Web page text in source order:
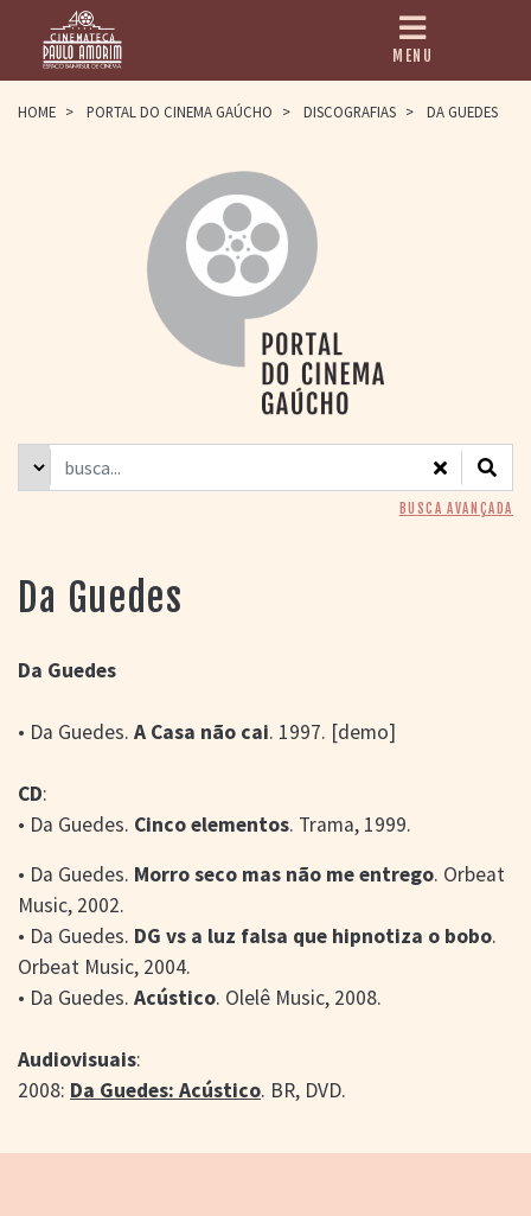
HOME
PAULO AMORIM
> HISTÓRIA
> HOMENAGEADOS
> EQUIPE
> ASSOCIAÇÃO DOS
> BIBLIOTECA
ROMEU GRIMALDI
CARTAZ
> GRADE SEMANAL
> PREÇOS E
PORTAL DO
> APRESENTAÇÃO
> LISTA DE FILMES
> BIBLIOGRAFIAS
CONTATO E
LOCALIZAÇÃO
MENU
HOME > PORTAL DO CINEMA GAÚCHO > DISCOGRAFIAS > DA GUEDES
BUSCA AVANÇADA
Da Guedes
Da Guedes
• Da Guedes. A Casa não cai. 1997. [demo]
CD:
• Da Guedes. Cinco elementos. Trama, 1999.
• Da Guedes. Morro seco mas não me entrego. Orbeat
Music, 2002.
• Da Guedes. DG vs a luz falsa que hipnotiza o bobo.
Orbeat Music, 2004.
• Da Guedes. Acústico. Olelê Music, 2008.
Audiovisuais:
2008: Da Guedes: Acústico. BR, DVD.